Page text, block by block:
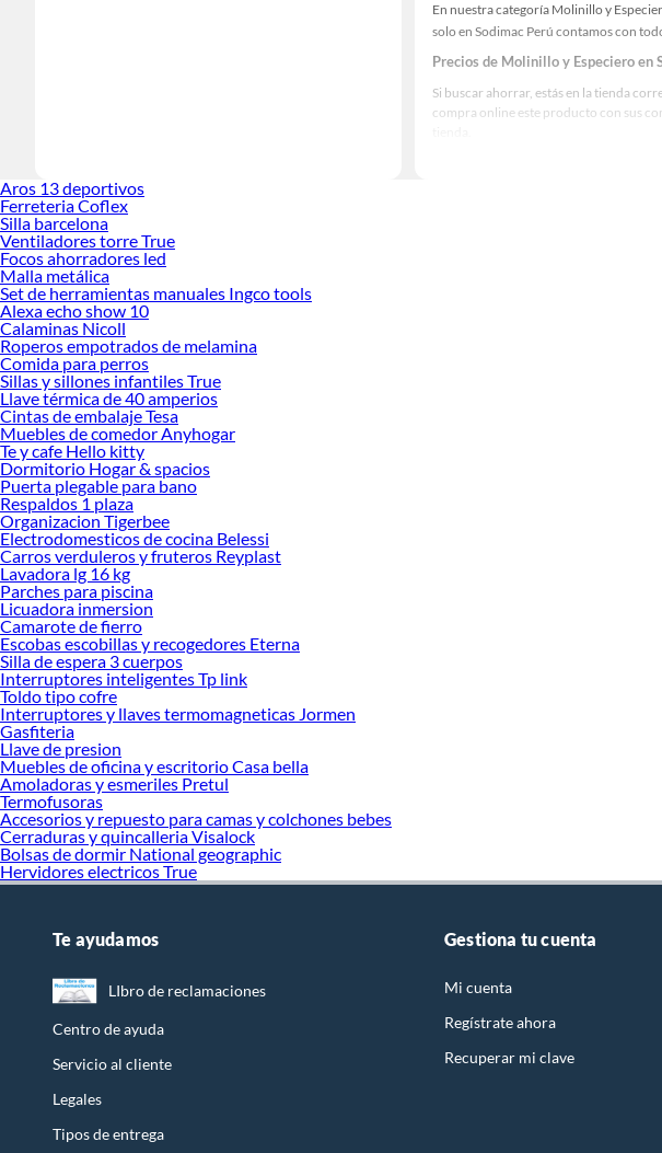
En nuestra categoría Molinillo y
solo en Sodimac Perú contamos con
Precios de Molinillo y Especiero en
Si buscar ahorrar, estás en la tienda
compra online este producto con sus
Aros 13 deportivos
Ferreteria Coflex
Silla barcelona
Ventiladores torre True
Focos ahorradores led
Malla metálica
Set de herramientas manuales Ingco tools
Alexa echo show 10
Calaminas Nicoll
Roperos empotrados de melamina
Comida para perros
Sillas y sillones infantiles True
Llave térmica de 40 amperios
Cintas de embalaje Tesa
Muebles de comedor Anyhogar
Te y cafe Hello kitty
Dormitorio Hogar & spacios
Puerta plegable para bano
Respaldos 1 plaza
Organizacion Tigerbee
Electrodomesticos de cocina Belessi
Carros verduleros y fruteros Reyplast
Lavadora lg 16 kg
Parches para piscina
Licuadora inmersion
Camarote de fierro
Escobas escobillas y recogedores Eterna
Silla de espera 3 cuerpos
Interruptores inteligentes Tp link
Toldo tipo cofre
Interruptores y llaves termomagneticas Jormen
Gasfiteria
Llave de presion
Muebles de oficina y escritorio Casa bella
Amoladoras y esmeriles Pretul
Termofusoras
Accesorios y repuesto para camas y colchones bebes
Cerraduras y quincalleria Visalock
Bolsas de dormir National geographic
Hervidores electricos True
Te ayudamos
LIbro de reclamaciones
Centro de ayuda
Servicio al cliente
Legales
Tipos de entrega
Gestiona tu cuenta
Mi cuenta
Regístrate ahora
Recuperar mi clave